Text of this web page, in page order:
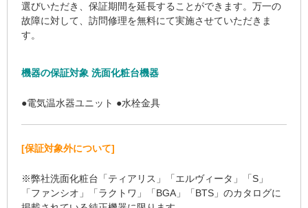
選びいただき、保証期間を延長することができます。万一の
故障に対して、訪問修理を無料にて実施させていただきま
す。
機器の保証対象 洗面化粧台機器
●電気温水器ユニット ●水栓金具
[保証対象外について]
※弊社洗面化粧台「ティアリス」「エルヴィータ」「S」
「ファンシオ」「ラクトワ」「BGA」「BTS」のカタログに